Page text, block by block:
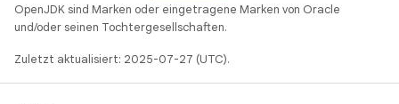
OpenJDK sind Marken oder eingetragene Marken von Oracle
und/oder seinen Tochtergesellschaften.
Zuletzt aktualisiert: 2025-07-27 (UTC).